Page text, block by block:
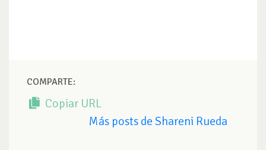
COMPARTE:
Copiar URL
Más posts de Shareni Rueda